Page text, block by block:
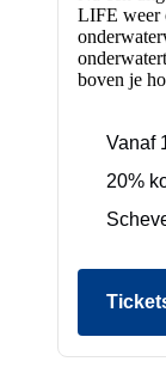
LIFE weer
boven je
Vanaf
20%